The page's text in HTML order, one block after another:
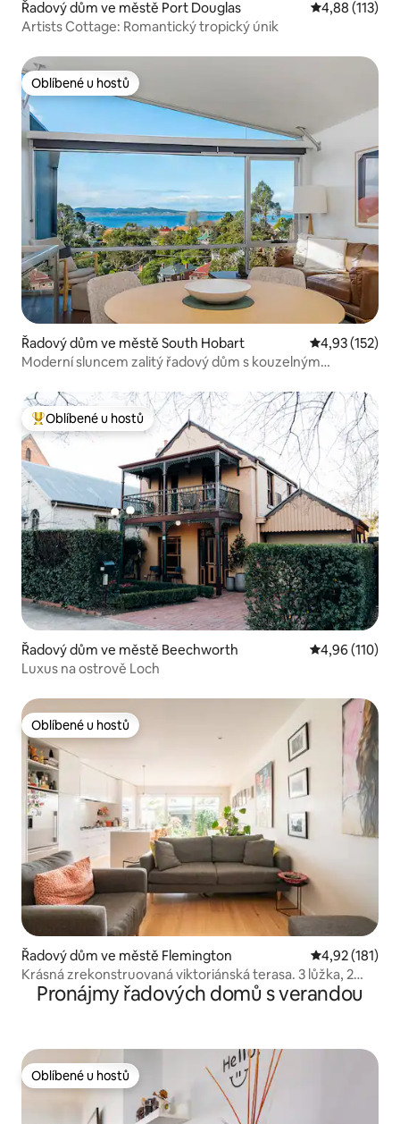
Řadový dům ve městě Port Douglas Průměrné
4,88 (113)
Artists Cottage: Romantický tropický únik
Oblíbené u hostů
Oblíbené u hostů
Řadový dům ve městě South Hobart Průměrné
4,93 (152)
Moderní sluncem zalitý řadový dům s kouzelným
Nejlepší v kategorii Oblíbené u hostů
Oblíbené u hostů
Řadový dům ve městě Beechworth Průměrné
4,96 (110)
Luxus na ostrově Loch
Oblíbené u hostů
Oblíbené u hostů
Řadový dům ve městě Flemington Průměrné
4,92 (181)
Krásná zrekonstruovaná viktoriánská terasa. 3 lůžka, 2
koupelny.
Pronájmy řadových domů s verandou
Oblíbené u hostů
Oblíbené u hostů